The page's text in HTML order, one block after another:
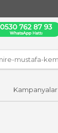
Kampanyalar